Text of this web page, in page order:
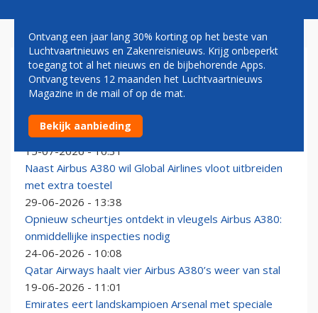
AIRBUS A380
Emirates voorziet 100ste vliegtuig van vernieuwde
cabine
15-07-2026 - 10:31
Naast Airbus A380 wil Global Airlines vloot uitbreiden
met extra toestel
29-06-2026 - 13:38
Opnieuw scheurtjes ontdekt in vleugels Airbus A380:
onmiddellijke inspecties nodig
24-06-2026 - 10:08
Qatar Airways haalt vier Airbus A380’s weer van stal
19-06-2026 - 11:01
Emirates eert landskampioen Arsenal met speciale
Ontvang een jaar lang 30% korting op het beste van
Luchtvaartnieuws en Zakenreisnieuws. Krijg onbeperkt
toegang tot al het nieuws en de bijbehorende Apps.
Ontvang tevens 12 maanden het Luchtvaartnieuws
Magazine in de mail of op de mat.
Bekijk aanbieding